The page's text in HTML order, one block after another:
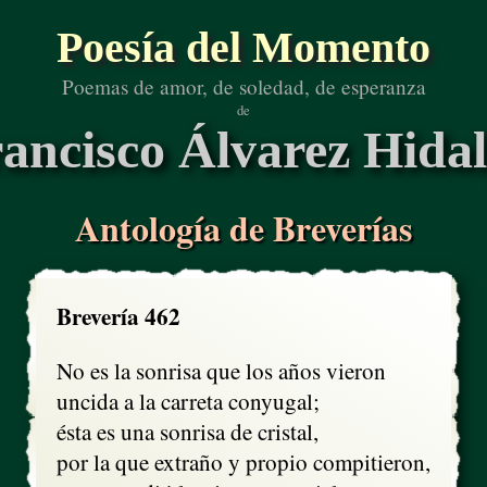
Poesía del Momento
Poemas de amor, de soledad, de esperanza
de
Álvarez
Antología de Breverías
Brevería 462
No es la sonrisa que los años vieron
uncida a la carreta conyugal;
ésta es una sonrisa de cristal,
por la que extraño y propio compitieron,